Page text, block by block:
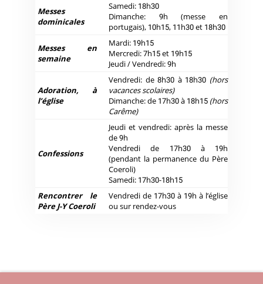
Messes
dominicales
Samedi: 18h30
Dimanche: 9h (messe en
portugais), 10h15, 11h30 et 18h30
Messes en
semaine
Mardi: 19h15
Mercredi: 7h15 et 19h15
Jeudi / Vendredi: 9h
Adoration, à
l’église
Vendredi: de 8h30 à 18h30 (hors
vacances scolaires)
Dimanche: de 17h30 à 18h15 (hors
Carême)
Confessions
Jeudi et vendredi: après la messe
de 9h
Vendredi de 17h30 à 19h
(pendant la permanence du Père
Coeroli)
Samedi: 17h30-18h15
Rencontrer le
Père J-Y Coeroli
Vendredi de 17h30 à 19h à l’église
ou sur rendez-vous